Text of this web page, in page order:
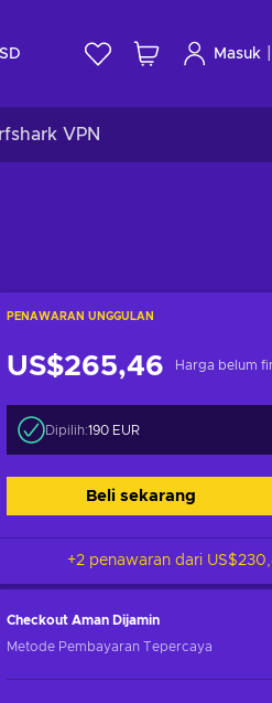
Masuk
VPN
PENAWARAN UNGGULAN
US$265,46 Harga belum
Dipilih:190 EUR
Beli sekarang
+2 penawaran dari
Checkout Aman Dijamin
Metode Pembayaran Tepercaya